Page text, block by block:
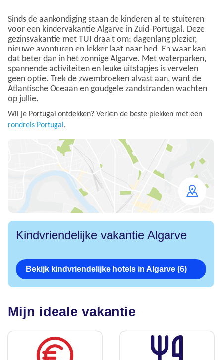
Sinds de aankondiging staan de kinderen al te stuiteren
voor een kindervakantie Algarve in Zuid-Portugal. Deze
gezinsvakantie met TUI draait om: dagenlang plezier,
nieuwe avonturen en lekker laat naar bed. En waar kan
dat beter dan in het zonnige Algarve. Met waterparken,
spannende activiteiten en leuke uitstapjes is vervelen
geen optie. Trek de zwembroeken alvast aan, want de
Atlantische Oceaan en goudgele zandstranden wachten
op jullie.
Wil je Portugal ontdekken? Verken de beste plekken met een
rondreis Portugal.
map
Kindvriendelijke vakantie Algarve
Bekijk kindvriendelijke hotels in Algarve (6)
Mijn ideale vakantie